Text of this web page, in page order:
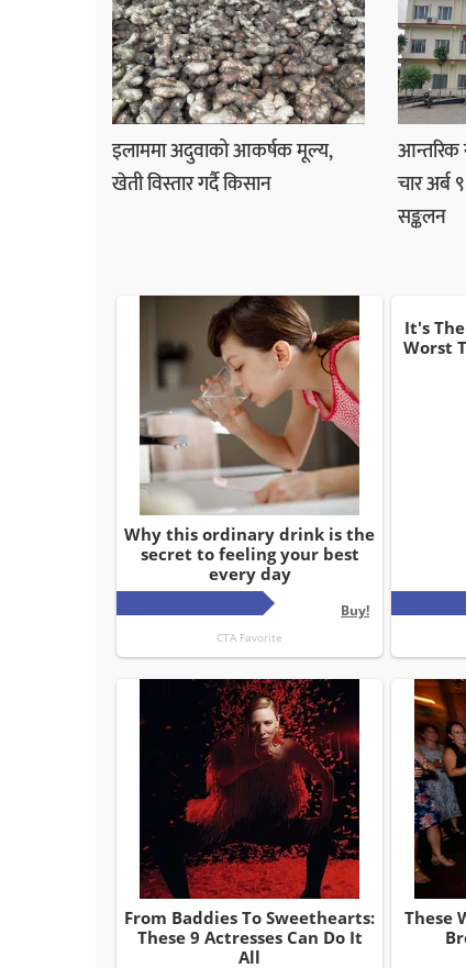
इलाममा अदुवाको आकर्षक मूल्य,
खेती विस्तार गर्दै किसान
आन्तरिक
चार अर्ब
सङ्कलन